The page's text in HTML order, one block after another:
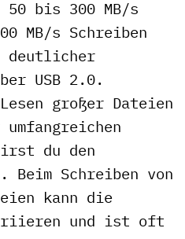
bis 300 MB/s
MB/s Schreiben
deutlicher
USB 2.0.
großer Dateien
du den
Beim Schreiben von
kann die
und ist oft